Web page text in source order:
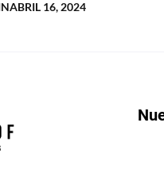
ABRIL 16, 2024